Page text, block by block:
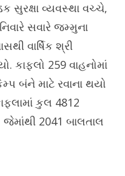
સુરક્ષા વ્યવસ્થા વચ્ચે,
સવારે જમ્મુના
વાર્ષિક શ્રી
કાફલો 259 વાહનોમાં
બંને માટે રવાના થયો
કુલ 4812
2041 બાલતાલ